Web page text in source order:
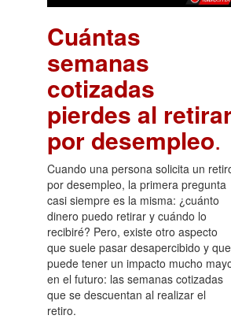
Cuántas
semanas
cotizadas
pierdes al retirar
por desempleo.
Cuando una persona solicita un
por desempleo, la primera pregunta
casi siempre es la misma: ¿cuánto
dinero puedo retirar y cuándo lo
recibiré? Pero, existe otro aspecto
que suele pasar desapercibido y que
puede tener un impacto mucho
en el futuro: las semanas cotizadas
que se descuentan al realizar el
retiro.